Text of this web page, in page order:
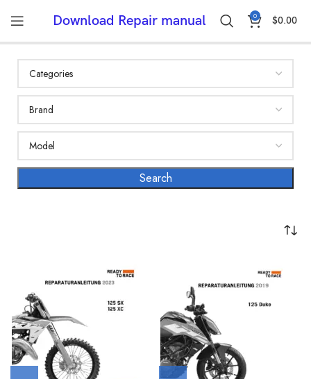
Download Repair manual 0 $0.00